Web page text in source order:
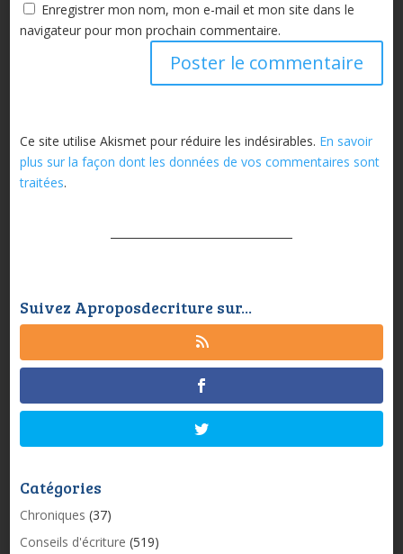
Enregistrer mon nom, mon e-mail et mon site dans le
navigateur pour mon prochain commentaire.
Ce site utilise Akismet pour réduire les indésirables. En savoir
plus sur la façon dont les données de vos commentaires sont
traitées.
Suivez Aproposdecriture sur...
Catégories
Chroniques (37)
Conseils d'écriture (519)